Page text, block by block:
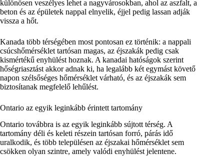
különösen veszélyes lehet a nagyvárosokban, ahol az aszfalt, a
beton és az épületek nappal elnyelik, éjjel pedig lassan adják
vissza a hőt.
Kanada több térségében most pontosan ez történik: a nappali
csúcshőmérséklet tartósan magas, az éjszakák pedig csak
kismértékű enyhülést hoznak. A kanadai hatóságok szerint
hőségriasztást akkor adnak ki, ha legalább két egymást követő
napon szélsőséges hőmérséklet várható, és az éjszakák sem
biztosítanak megfelelő lehűlést.
Ontario az egyik leginkább érintett tartomány
Ontario továbbra is az egyik leginkább sújtott térség. A
tartomány déli és keleti részein tartósan forró, párás idő
uralkodik, és több településen az éjszakai hőmérséklet sem
csökken olyan szintre, amely valódi enyhülést jelentene.